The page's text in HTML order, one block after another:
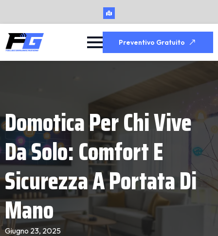
Preventivo Gratuito
Domotica Per Chi Vive
Da Solo: Comfort E
Sicurezza A Portata Di
Mano
Giugno 23, 2025